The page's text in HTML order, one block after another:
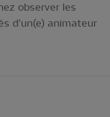
observer les
d’un(e) animateur